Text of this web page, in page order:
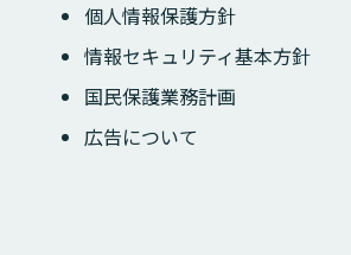
個人情報保護方針
情報セキュリティ基本方針
国民保護業務計画
広告について